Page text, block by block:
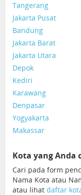
Tangerang
Jakarta Pusat
Bandung
Jakarta Barat
Jakarta Utara
Depok
Kediri
Karawang
Denpasar
Yogyakarta
Makassar
Kota yang Anda
Cari pada form
Nama Kota atau
atau lihat daftar